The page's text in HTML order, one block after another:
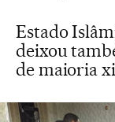
Estado
deixou
de maioria